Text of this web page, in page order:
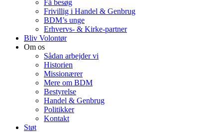
Få besøg
Frivillig i Handel & Genbrug
BDM’s unge
Erhvervs- & Kirke-partner
Bliv Volontør
Om os
Sådan arbejder vi
Historien
Missionærer
Mere om BDM
Bestyrelse
Handel & Genbrug
Politikker
Kontakt
Støt